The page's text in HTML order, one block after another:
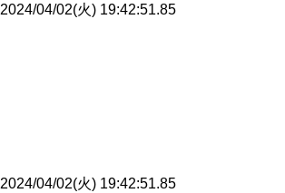
2024/04/02(火) 19:42:51.85
2024/04/02(火) 19:42:51.85